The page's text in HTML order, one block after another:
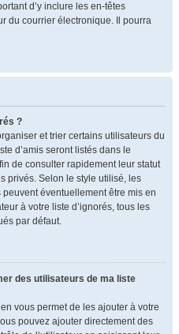
d’y inclure les en-têtes
du courrier électronique. Il pourra
?
et trier certains utilisateurs du
d’amis seront listés dans le
de consulter rapidement leur statut
privés. Selon le style utilisé, les
éventuellement être mis en
à votre liste d’ignorés, tous les
par défaut.
des utilisateurs de ma liste
vous permet de les ajouter à votre
pouvez ajouter directement des